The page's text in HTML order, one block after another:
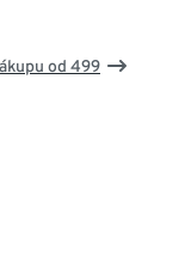
od 499